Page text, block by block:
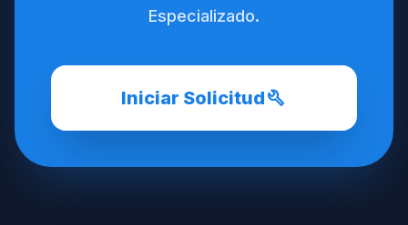
Especializado.
Iniciar Solicitudbuild